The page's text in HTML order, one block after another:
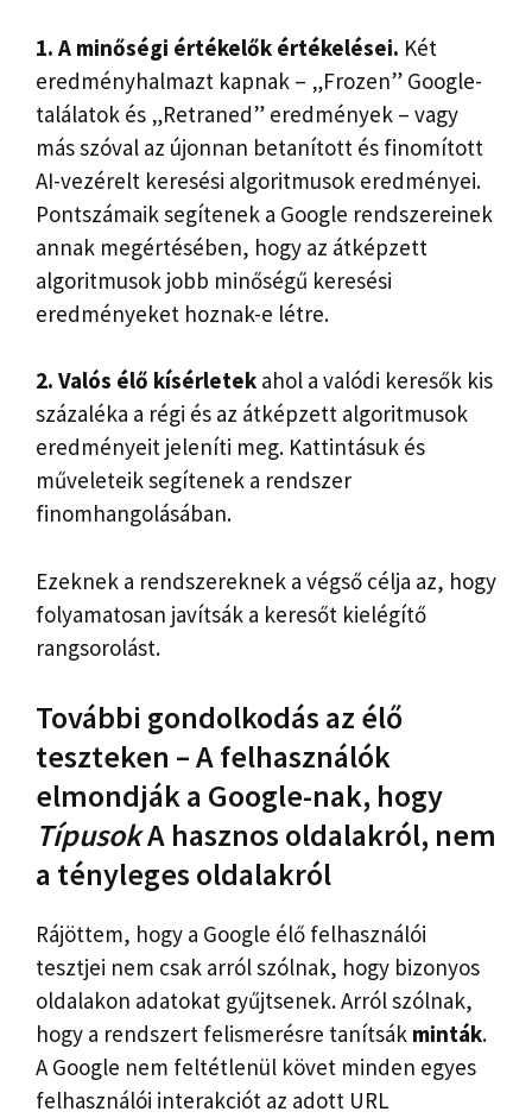
1. A minőségi értékelők értékelései. Két
eredményhalmazt kapnak – „Frozen” Google-
találatok és „Retraned” eredmények – vagy
más szóval az újonnan betanított és finomított
AI-vezérelt keresési algoritmusok eredményei.
Pontszámaik segítenek a Google rendszereinek
annak megértésében, hogy az átképzett
algoritmusok jobb minőségű keresési
eredményeket hoznak-e létre.
2. Valós élő kísérletek ahol a valódi keresők kis
százaléka a régi és az átképzett algoritmusok
eredményeit jeleníti meg. Kattintásuk és
műveleteik segítenek a rendszer
finomhangolásában.
Ezeknek a rendszereknek a végső célja az, hogy
folyamatosan javítsák a keresőt kielégítő
rangsorolást.
További gondolkodás az élő
teszteken – A felhasználók
elmondják a Google-nak, hogy
TípusokA hasznos oldalakról, nem
a tényleges oldalakról
Rájöttem, hogy a Google élő felhasználói
tesztjei nem csak arról szólnak, hogy bizonyos
oldalakon adatokat gyűjtsenek. Arról szólnak,
hogy a rendszert felismerésre tanítsák minták.
A Google nem feltétlenül követ minden egyes
felhasználói interakciót az adott URL